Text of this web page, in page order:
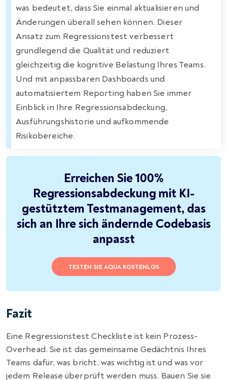
was bedeutet, dass Sie einmal aktualisieren und
Änderungen überall sehen können. Dieser
Ansatz zum Regressionstest verbessert
grundlegend die Qualität und reduziert
gleichzeitig die kognitive Belastung Ihres Teams.
Und mit anpassbaren Dashboards und
automatisiertem Reporting haben Sie immer
Einblick in Ihre Regressionsabdeckung,
Ausführungshistorie und aufkommende
Risikobereiche.
Erreichen Sie 100%
Regressionsabdeckung mit KI-
gestütztem Testmanagement, das
sich an Ihre sich ändernde Codebasis
anpasst
TESTEN SIE AQUA KOSTENLOS
Fazit
Eine Regressionstest Checkliste ist kein Prozess-
Overhead. Sie ist das gemeinsame Gedächtnis Ihres
Teams dafür, was bricht, was wichtig ist und was vor
jedem Release überprüft werden muss. Bauen Sie sie